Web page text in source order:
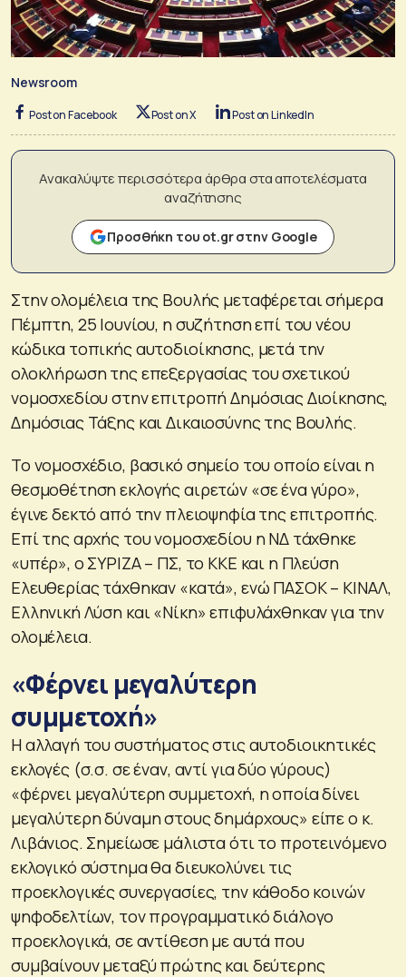
Newsroom
Post on Facebook Post on X Post on LinkedIn
Ανακαλύψτε περισσότερα άρθρα στα αποτελέσματα
αναζήτησης
Προσθήκη του ot.gr στην Google
Στην ολομέλεια της Βουλής μεταφέρεται σήμερα
Πέμπτη, 25 Ιουνίου, η συζήτηση επί του νέου
κώδικα τοπικής αυτοδιοίκησης, μετά την
ολοκλήρωση της επεξεργασίας του σχετικού
νομοσχεδίου στην επιτροπή Δημόσιας Διοίκησης,
Δημόσιας Τάξης και Δικαιοσύνης της Βουλής.
Το νομοσχέδιο, βασικό σημείο του οποίο είναι η
θεσμοθέτηση εκλογής αιρετών «σε ένα γύρο»,
έγινε δεκτό από την πλειοψηφία της επιτροπής.
Επί της αρχής του νομοσχεδίου η ΝΔ τάχθηκε
«υπέρ», ο ΣΥΡΙΖΑ – ΠΣ, το ΚΚΕ και η Πλεύση
Ελευθερίας τάχθηκαν «κατά», ενώ ΠΑΣΟΚ – ΚΙΝΑΛ,
Ελληνική Λύση και «Νίκη» επιφυλάχθηκαν για την
ολομέλεια.
«Φέρνει μεγαλύτερη
συμμετοχή»
Η αλλαγή του συστήματος στις αυτοδιοικητικές
εκλογές (σ.σ. σε έναν, αντί για δύο γύρους)
«φέρνει μεγαλύτερη συμμετοχή, η οποία δίνει
μεγαλύτερη δύναμη στους δημάρχους» είπε ο κ.
Λιβάνιος. Σημείωσε μάλιστα ότι το προτεινόμενο
εκλογικό σύστημα θα διευκολύνει τις
προεκλογικές συνεργασίες, την κάθοδο κοινών
ψηφοδελτίων, τον προγραμματικό διάλογο
προεκλογικά, σε αντίθεση με αυτά που
συμβαίνουν μεταξύ πρώτης και δεύτερης